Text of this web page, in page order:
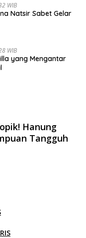
WIB
Natsir Sabet Gelar
WIB
yang Mengantar
Hanung
Tangguh